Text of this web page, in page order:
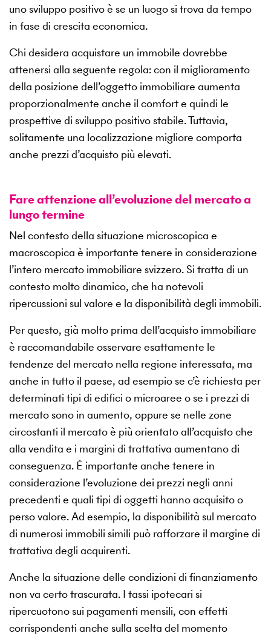
uno sviluppo positivo è se un luogo si trova da tempo
in fase di crescita economica.
Chi desidera acquistare un immobile dovrebbe
attenersi alla seguente regola: con il miglioramento
della posizione dell’oggetto immobiliare aumenta
proporzionalmente anche il comfort e quindi le
prospettive di sviluppo positivo stabile. Tuttavia,
solitamente una localizzazione migliore comporta
anche prezzi d’acquisto più elevati.
Fare attenzione all’evoluzione del mercato a
lungo termine
Nel contesto della situazione microscopica e
macroscopica è importante tenere in considerazione
l’intero mercato immobiliare svizzero. Si tratta di un
contesto molto dinamico, che ha notevoli
ripercussioni sul valore e la disponibilità degli immobili.
Per questo, già molto prima dell’acquisto immobiliare
è raccomandabile osservare esattamente le
tendenze del mercato nella regione interessata, ma
anche in tutto il paese, ad esempio se c’è richiesta per
determinati tipi di edifici o microaree o se i prezzi di
mercato sono in aumento, oppure se nelle zone
circostanti il mercato è più orientato all’acquisto che
alla vendita e i margini di trattativa aumentano di
conseguenza. È importante anche tenere in
considerazione l’evoluzione dei prezzi negli anni
precedenti e quali tipi di oggetti hanno acquisito o
perso valore. Ad esempio, la disponibilità sul mercato
di numerosi immobili simili può rafforzare il margine di
trattativa degli acquirenti.
Anche la situazione delle condizioni di finanziamento
non va certo trascurata. I tassi ipotecari si
ripercuotono sui pagamenti mensili, con effetti
corrispondenti anche sulla scelta del momento